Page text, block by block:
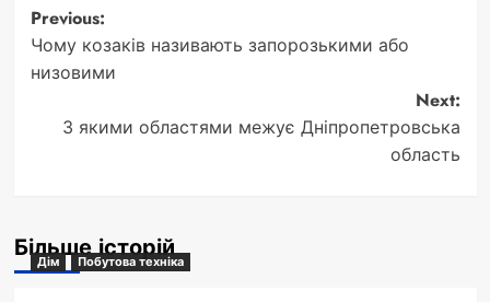
Post
navigation
Previous:
Чому козаків називають запорозькими або
низовими
Next:
З якими областями межує Дніпропетровська
область
Більше історій
Дім Побутова техніка